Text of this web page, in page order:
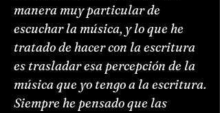
manera muy particular de
escuchar la música, y lo que he
tratado de hacer con la escritura
es trasladar esa percepción de la
música que yo tengo a la escritura.
Siempre he pensado que las